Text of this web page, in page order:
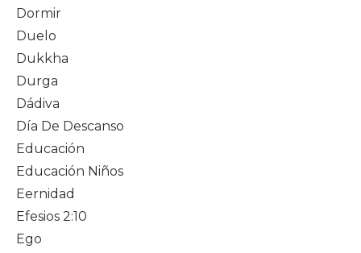
Dormir
Duelo
Dukkha
Durga
Dádiva
Día De Descanso
Educación
Educación Niños
Eernidad
Efesios 2:10
Ego